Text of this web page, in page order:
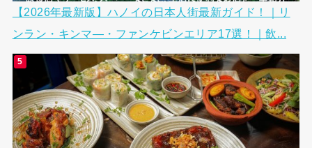
【2026年最新版】ハノイの日本人街最新ガイド！｜リ
ンラン・キンマ―・ファンケビンエリア17選！｜飲...